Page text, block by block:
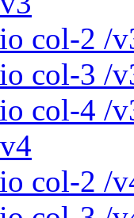
col-2 /
col-3 /
col-4 /
col-2 /